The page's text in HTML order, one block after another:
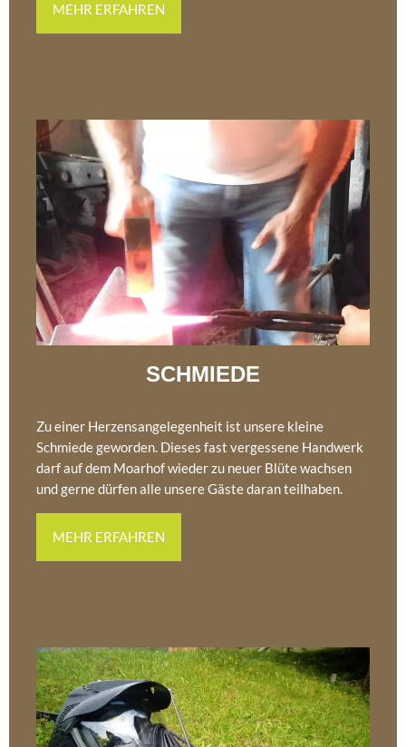
MEHR ERFAHREN
SCHMIEDE
Zu einer Herzensangelegenheit ist unsere kleine
Schmiede geworden. Dieses fast vergessene Handwerk
darf auf dem Moarhof wieder zu neuer Blüte wachsen
und gerne dürfen alle unsere Gäste daran teilhaben.
MEHR ERFAHREN